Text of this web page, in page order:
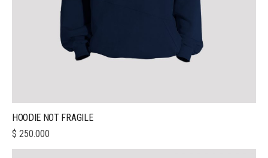
HOODIE NOT FRAGILE
$ 250.000